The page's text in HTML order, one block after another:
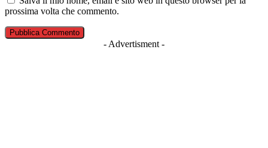
prossima volta che commento.
- Advertisment -